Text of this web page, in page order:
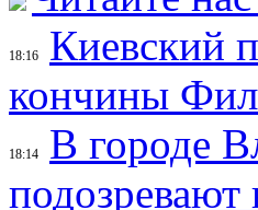
18:16
Киевский
кончины
18:14
В городе